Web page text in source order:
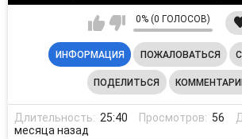
0% (0 ГОЛОСОВ)
ИНФОРМАЦИЯ ПОЖАЛОВАТЬСЯ
ПОДЕЛИТЬСЯ
Длительность: 25:40 Просмотров: 56
месяца назад